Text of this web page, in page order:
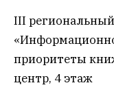
III
приоритеты
центр, 4 этаж